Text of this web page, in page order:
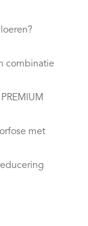
combinatie
met